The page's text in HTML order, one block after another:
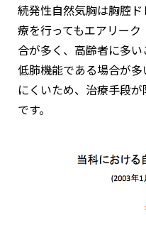
続発性自然気胸は胸腔
療を行ってもエアリー
合が多く、高齢者に多
低肺機能である場合が
にくいため、治療手段
です。